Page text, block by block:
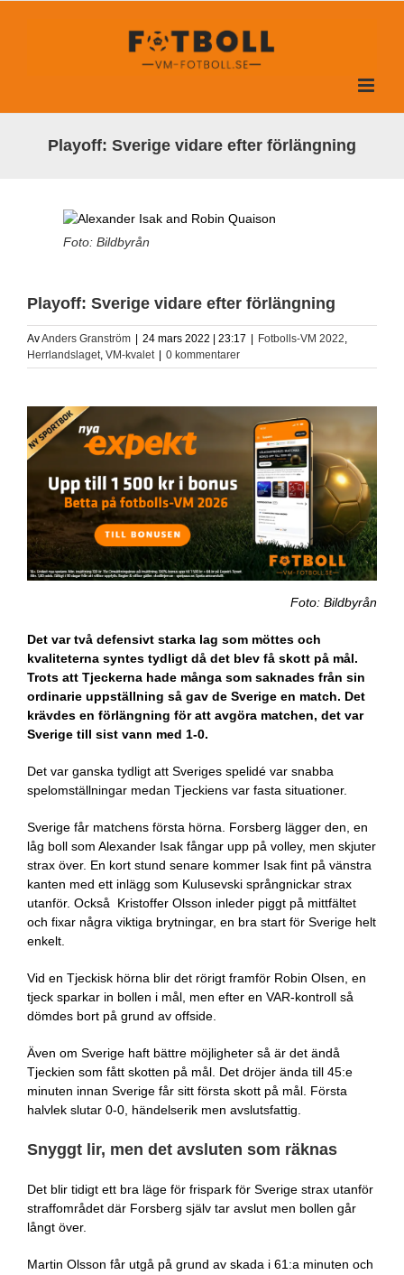
Playoff: Sverige vidare efter förlängning
Foto: Bildbyrån
Playoff: Sverige vidare efter förlängning
AvAnders Granström | 24 mars 2022 | 23:17 | Fotbolls-VM 2022,
Herrlandslaget, VM-kvalet | 0 kommentarer
Foto: Bildbyrån
Det var två defensivt starka lag som möttes och
kvaliteterna syntes tydligt då det blev få skott på mål.
Trots att Tjeckerna hade många som saknades från sin
ordinarie uppställning så gav de Sverige en match. Det
krävdes en förlängning för att avgöra matchen, det var
Sverige till sist vann med 1-0.
Det var ganska tydligt att Sveriges spelidé var snabba
spelomställningar medan Tjeckiens var fasta situationer.
Sverige får matchens första hörna. Forsberg lägger den, en
låg boll som Alexander Isak fångar upp på volley, men skjuter
strax över. En kort stund senare kommer Isak fint på vänstra
kanten med ett inlägg som Kulusevski språngnickar strax
utanför. Också Kristoffer Olsson inleder piggt på mittfältet
och fixar några viktiga brytningar, en bra start för Sverige helt
enkelt.
Vid en Tjeckisk hörna blir det rörigt framför Robin Olsen, en
tjeck sparkar in bollen i mål, men efter en VAR-kontroll så
dömdes bort på grund av offside.
Även om Sverige haft bättre möjligheter så är det ändå
Tjeckien som fått skotten på mål. Det dröjer ända till 45:e
minuten innan Sverige får sitt första skott på mål. Första
halvlek slutar 0-0, händelserik men avslutsfattig.
Snyggt lir, men det avsluten som räknas
Det blir tidigt ett bra läge för frispark för Sverige strax utanför
straffområdet där Forsberg själv tar avslut men bollen går
långt över.
Martin Olsson får utgå på grund av skada i 61:a minuten och